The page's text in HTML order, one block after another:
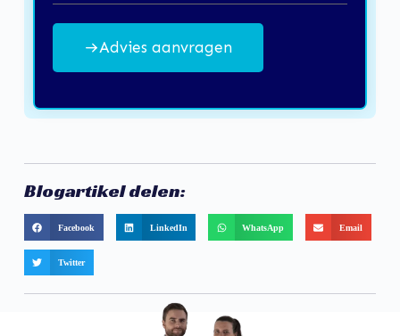
Advies aanvragen
Blogartikel delen:
Facebook LinkedIn WhatsApp Email
Twitter